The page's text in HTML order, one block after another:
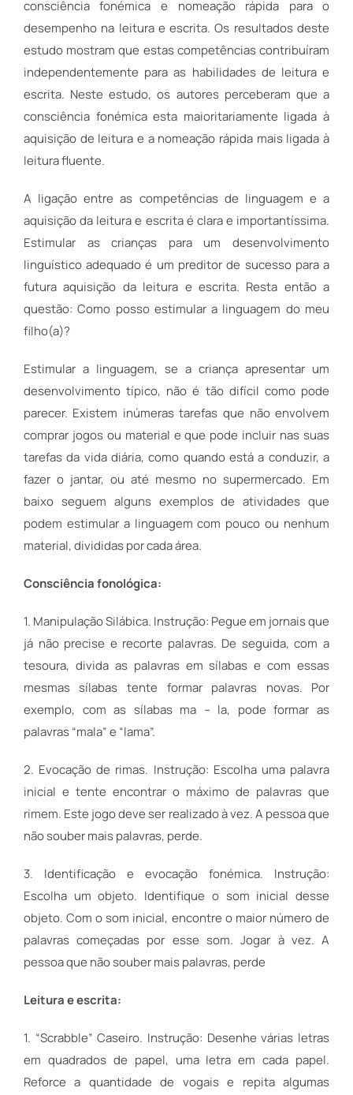
consciência fonémica e nomeação rápida para o
desempenho na leitura e escrita. Os resultados deste
estudo mostram que estas competências contribuíram
independentemente para as habilidades de leitura e
escrita. Neste estudo, os autores perceberam que a
consciência fonémica esta maioritariamente ligada à
aquisição de leitura e a nomeação rápida mais ligada à
leitura fluente.
A ligação entre as competências de linguagem e a
aquisição da leitura e escrita é clara e importantíssima.
Estimular as crianças para um desenvolvimento
linguístico adequado é um preditor de sucesso para a
futura aquisição da leitura e escrita. Resta então a
questão: Como posso estimular a linguagem do meu
filho(a)?
Estimular a linguagem, se a criança apresentar um
desenvolvimento típico, não é tão difícil como pode
parecer. Existem inúmeras tarefas que não envolvem
comprar jogos ou material e que pode incluir nas suas
tarefas da vida diária, como quando está a conduzir, a
fazer o jantar, ou até mesmo no supermercado. Em
baixo seguem alguns exemplos de atividades que
podem estimular a linguagem com pouco ou nenhum
material, divididas por cada área.
Consciência fonológica:
1. Manipulação Silábica. Instrução: Pegue em jornais que
já não precise e recorte palavras. De seguida, com a
tesoura, divida as palavras em sílabas e com essas
mesmas sílabas tente formar palavras novas. Por
exemplo, com as sílabas ma – la, pode formar as
palavras “mala” e “lama”.
2. Evocação de rimas. Instrução: Escolha uma palavra
inicial e tente encontrar o máximo de palavras que
rimem. Este jogo deve ser realizado à vez. A pessoa que
não souber mais palavras, perde.
3. Identificação e evocação fonémica. Instrução:
Escolha um objeto. Identifique o som inicial desse
objeto. Com o som inicial, encontre o maior número de
palavras começadas por esse som. Jogar à vez. A
pessoa que não souber mais palavras, perde
Leitura e escrita:
1. “Scrabble” Caseiro. Instrução: Desenhe várias letras
em quadrados de papel, uma letra em cada papel.
Reforce a quantidade de vogais e repita algumas